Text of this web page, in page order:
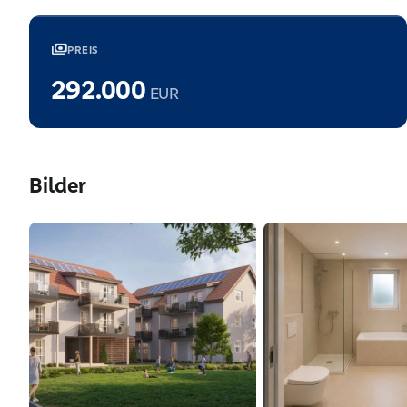
paymentsPREIS
292.000 EUR
Bilder